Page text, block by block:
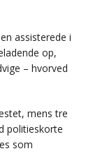
assisterede i
op,
– hvorved
mens tre
politieskorte
som